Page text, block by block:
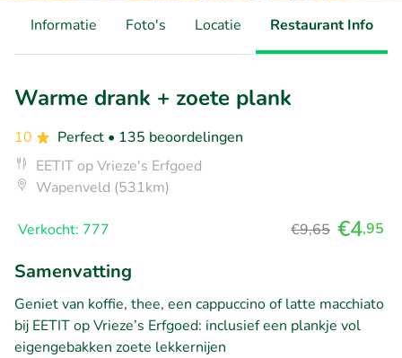
Informatie Foto's Locatie Restaurant Info
Warme drank + zoete plank
10 Perfect • 135 beoordelingen
EETIT op Vrieze's Erfgoed
Wapenveld (531km)
Verkocht: 777 €9,65 €4,95
Samenvatting
Geniet van koffie, thee, een cappuccino of latte macchiato
bij EETIT op Vrieze’s Erfgoed: inclusief een plankje vol
eigengebakken zoete lekkernijen